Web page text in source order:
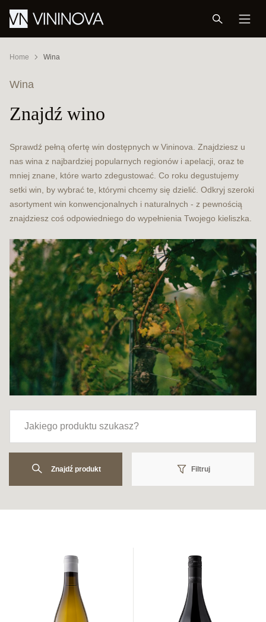
Home Wina
Wina
Znajdź wino
Sprawdź pełną ofertę win dostępnych w Vininova. Znajdziesz u
nas wina z najbardziej popularnych regionów i apelacji, oraz te
mniej znane, które warto zdegustować. Co roku degustujemy
setki win, by wybrać te, którymi chcemy się dzielić. Odkryj szeroki
asortyment win konwencjonalnych i naturalnych - z pewnością
znajdziesz coś odpowiedniego do wypełnienia Twojego kieliszka.
Znajdź produkt Filtruj